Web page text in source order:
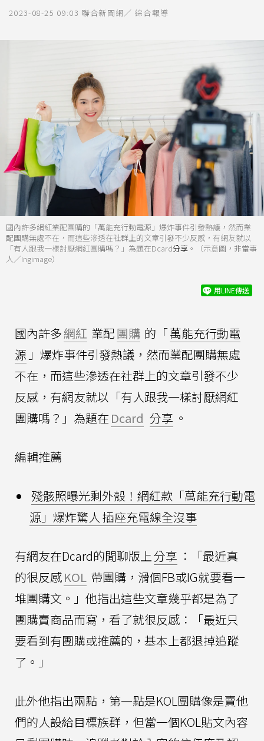
2023-08-25 09:03 聯合新聞網／ 綜合報導
國內許多網紅業配團購的「萬能充行動電源」爆炸事件引發熱議，然而業
配團購無處不在，而這些滲透在社群上的文章引發不少反感，有網友就以
「有人跟我一樣討厭網紅團購嗎？」為題在Dcard分享 。（示意圖，非當事
人／Ingimage）
用LINE傳送
國內許多網紅 業配團購 的「萬能充行動電
源 」爆炸事件引發熱議，然而業配團購無處
不在，而這些滲透在社群上的文章引發不少
反感，有網友就以「有人跟我一樣討厭網紅
團購嗎？」為題在 Dcard 分享 。
編輯推薦
殘骸照曝光剩外殼！網紅款「萬能充行動電
源」爆炸驚人 插座充電線全沒事
有網友在Dcard的閒聊版上分享 ：「最近真
的很反感KOL 帶團購，滑個FB或IG就要看一
堆團購文。」他指出這些文章幾乎都是為了
團購賣商品而寫，看了就很反感：「最近只
要看到有團購或推薦的，基本上都退掉追蹤
了。」
此外他指出兩點，第一點是KOL團購像是賣他
們的人設給目標族群，但當一個KOL貼文內容